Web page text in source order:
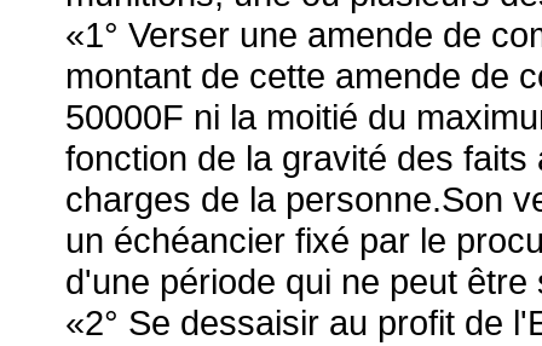
«1° Verser une amende de
montant de cette amende de
50000F ni la moitié du
fonction de la gravité des
charges de la personne.Son
un échéancier fixé par le
d'une période qui ne peut
«2° Se dessaisir au profit de